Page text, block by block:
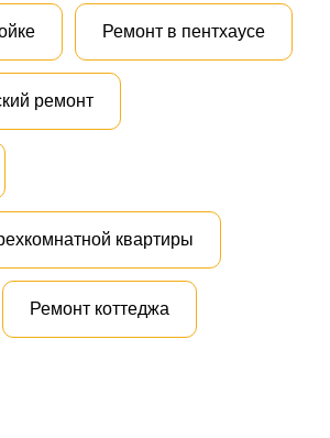
Ремонт в пентхаусе
ремонт
квартиры
Ремонт коттеджа